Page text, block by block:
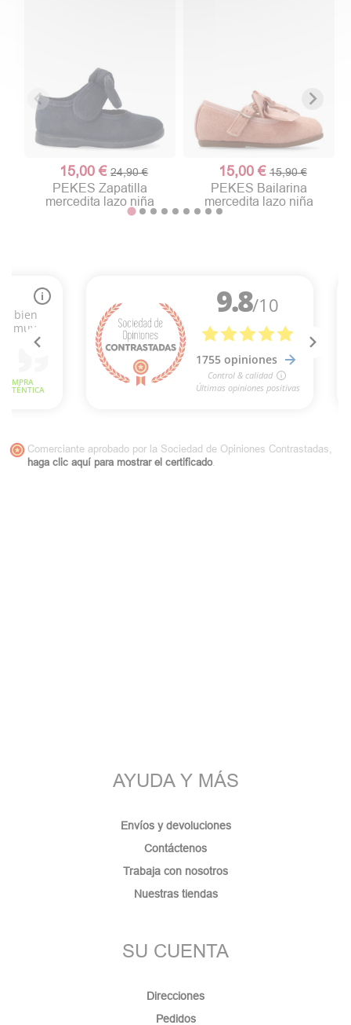
15,00 €24,90 €
PEKES Zapatilla
mercedita lazo niña
15,00 € 15,90 €
PEKES Bailarina
mercedita lazo niña
Comerciante aprobado por la Sociedad de Opiniones Contrastadas,
haga clic aquí para mostrar el certificado.
AYUDA Y MÁS
Envíos y devoluciones
Contáctenos
Trabaja con nosotros
Nuestras tiendas
SU CUENTA
Direcciones
Pedidos